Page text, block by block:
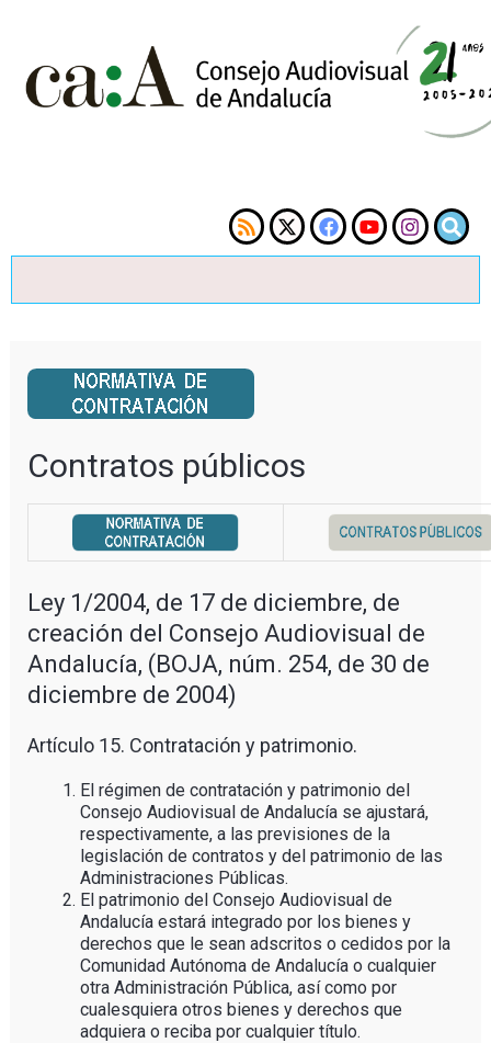
Contratos públicos
Ley 1/2004, de 17 de diciembre, de
creación del Consejo Audiovisual de
Andalucía, (BOJA, núm. 254, de 30 de
diciembre de 2004)
Artículo 15. Contratación y patrimonio.
El régimen de contratación y patrimonio del
Consejo Audiovisual de Andalucía se ajustará,
respectivamente, a las previsiones de la
legislación de contratos y del patrimonio de las
Administraciones Públicas.
El patrimonio del Consejo Audiovisual de
Andalucía estará integrado por los bienes y
derechos que le sean adscritos o cedidos por la
Comunidad Autónoma de Andalucía o cualquier
otra Administración Pública, así como por
cualesquiera otros bienes y derechos que
adquiera o reciba por cualquier título.